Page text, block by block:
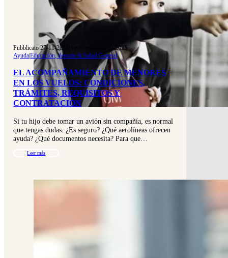
Pubblicato 27-11-2015
Aggiornato 02-10-2025
Ayuda|Educación, deporte & Salud|General
EL ACOMPAÑAMIENTO DE MENORES
EN LOS VUELOS: CONDICIONES,
TRÁMITES, REQUISITOS Y
CONTRATACIÓN
Si tu hijo debe tomar un avión sin compañía, es normal
que tengas dudas. ¿Es seguro? ¿Qué aerolíneas ofrecen
ayuda? ¿Qué documentos necesita? Para que…
Leer más